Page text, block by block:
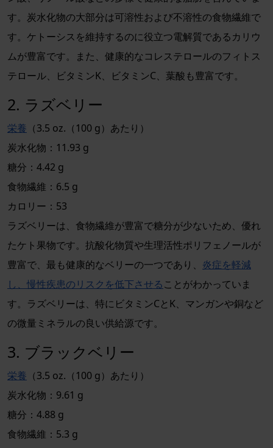
す。炭水化物の大部分は可溶性および不溶性の食物繊維で
す。ケトーシスを維持するのに役立つ電解質であるカリウ
ムが豊富です。また、健康的なコレステロールのフィトス
テロール、ビタミンK、ビタミンC、葉酸も豊富です。
2. ラズベリー
栄養 （3.5 oz.（100 g）あたり）
炭水化物：11.93 g
糖分：4.42 g
食物繊維：6.5 g
カロリー：53
ラズベリーは、食物繊維が豊富で糖分が少ないため、優れ
たケト果物です。抗酸化物質や生理活性ポリフェノールが
豊富で、最も健康的なベリーの一つであり、 炎症を軽減
し、慢性疾患のリスクを低下させることがわかっていま
す。ラズベリーは、特にビタミンCとK、マンガンや銅など
の微量ミネラルの良い供給源です。
3. ブラックベリー
栄養 （3.5 oz.（100 g）あたり）
炭水化物：9.61 g
糖分：4.88 g
食物繊維：5.3 g